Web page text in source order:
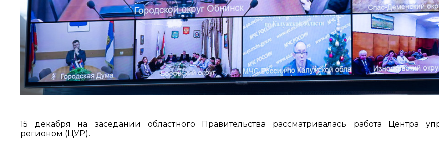
15 декабря на заседании областного Правительства рассматривалась работа Центра
регионом (ЦУР).